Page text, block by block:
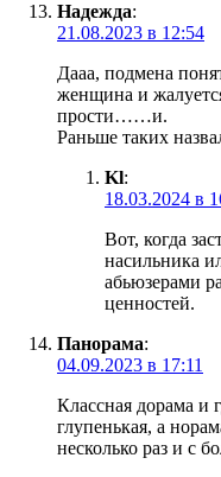
Надежда:
21.08.2023 в 12:54
Дааа, подмена
женщина и
прости……и.
Раньше таких
Kl:
18.03.2024 в
Вот, когда
насильника
абьюзерами
ценностей.
Панорама:
04.09.2023 в 17:11
Классная дорама и
глупенькая, а
несколько раз и с